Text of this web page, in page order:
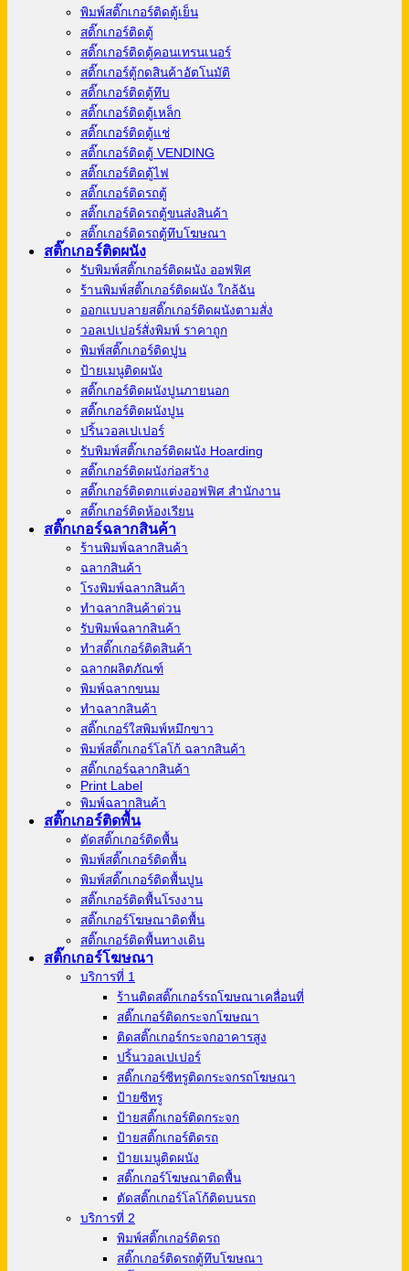
พิมพ์สติ๊กเกอร์ติดตู้เย็น
สติ๊กเกอร์ติดตู้
สติ๊กเกอร์ติดตู้คอนเทรนเนอร์
สติ๊กเกอร์ตู้กดสินค้าอัตโนมัติ
สติ๊กเกอร์ติดตู้ทึบ
สติ๊กเกอร์ติดตู้เหล็ก
สติ๊กเกอร์ติดตู้แช่
สติ๊กเกอร์ติดตู้ VENDING
สติ๊กเกอร์ติดตู้ไฟ
สติ๊กเกอร์ติดรถตู้
สติ๊กเกอร์ติดรถตู้ขนส่งสินค้า
สติ๊กเกอร์ติดรถตู้ทึบโฆษณา
สติ๊กเกอร์ติดผนัง
รับพิมพ์สติ๊กเกอร์ติดผนัง ออฟฟิศ
ร้านพิมพ์สติ๊กเกอร์ติดผนัง ใกล้ฉัน
ออกแบบลายสติ๊กเกอร์ติดผนังตามสั่ง
วอลเปเปอร์สั่งพิมพ์ ราคาถูก
พิมพ์สติ๊กเกอร์ติดปูน
ป้ายเมนูติดผนัง
สติ๊กเกอร์ติดผนังปูนภายนอก
สติ๊กเกอร์ติดผนังปูน
ปริ้นวอลเปเปอร์
รับพิมพ์สติ๊กเกอร์ติดผนัง Hoarding
สติ๊กเกอร์ติดผนังก่อสร้าง
สติ๊กเกอร์ติดตกแต่งออฟฟิศ สำนักงาน
สติ๊กเกอร์ติดห้องเรียน
สติ๊กเกอร์ฉลากสินค้า
ร้านพิมพ์ฉลากสินค้า
ฉลากสินค้า
โรงพิมพ์ฉลากสินค้า
ทำฉลากสินค้าด่วน
รับพิมพ์ฉลากสินค้า
ทำสติ๊กเกอร์ติดสินค้า
ฉลากผลิตภัณฑ์
พิมพ์ฉลากขนม
ทำฉลากสินค้า
สติ๊กเกอร์ใสพิมพ์หมึกขาว
พิมพ์สติ๊กเกอร์โลโก้ ฉลากสินค้า
สติ๊กเกอร์ฉลากสินค้า
Print Label
พิมพ์ฉลากสินค้า
สติ๊กเกอร์ติดพื้น
ตัดสติ๊กเกอร์ติดพื้น
พิมพ์สติ๊กเกอร์ติดพื้น
พิมพ์สติ๊กเกอร์ติดพื้นปูน
สติ๊กเกอร์ติดพื้นโรงงาน
สติ๊กเกอร์โฆษณาติดพื้น
สติ๊กเกอร์ติดพื้นทางเดิน
สติ๊กเกอร์โฆษณา
บริการที่ 1
ร้านติดสติ๊กเกอร์รถโฆษณาเคลื่อนที่
สติ๊กเกอร์ติดกระจกโฆษณา
ติดสติ๊กเกอร์กระจกอาคารสูง
ปริ้นวอลเปเปอร์
สติ๊กเกอร์ซีทรูติดกระจกรถโฆษณา
ป้ายซีทรู
ป้ายสติ๊กเกอร์ติดกระจก
ป้ายสติ๊กเกอร์ติดรถ
ป้ายเมนูติดผนัง
สติ๊กเกอร์โฆษณาติดพื้น
ตัดสติ๊กเกอร์โลโก้ติดบนรถ
บริการที่ 2
พิมพ์สติ๊กเกอร์ติดรถ
สติ๊กเกอร์ติดรถตู้ทึบโฆษณา